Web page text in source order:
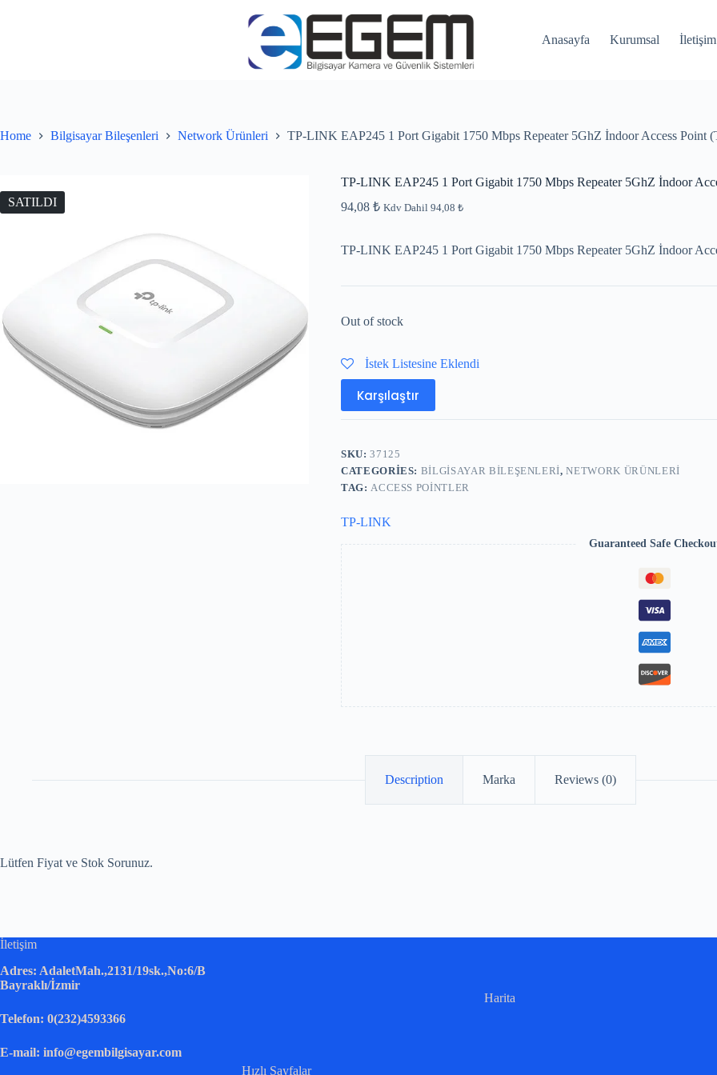
Anasayfa Kurumsal İletişim
Home Bilgisayar Bileşenleri Network Ürünleri TP-LINK EAP245 1 Port Gigabit 1750 Mbps Repeater 5GhZ İndoor Access Point
SATILDI
TP-LINK EAP245 1 Port Gigabit 1750 Mbps Repeater 5GhZ İndoor
94,08 ₺ Kdv Dahil 94,08 ₺
TP-LINK EAP245 1 Port Gigabit 1750 Mbps Repeater 5GhZ İndoor
Out of stock
İstek Listesine Eklendi
Karşılaştır
SKU:37125
CATEGORIES: BILGISAYAR BILEŞENLERI,NETWORK ÜRÜNLERI
TAG:ACCESS POINTLER
TP-LINK
Guaranteed Safe
Description Marka Reviews (0)
Lütfen Fiyat ve Stok Sorunuz.
İletişim
Adres: AdaletMah.,2131/19sk.,No:6/B
Bayraklı/İzmir
Telefon: 0(232)4593366
E-mail: info@egembilgisayar.com
Hızlı Sayfalar
Harita